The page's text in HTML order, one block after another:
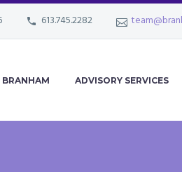
613.745.2282
ADVISORY SERVICES